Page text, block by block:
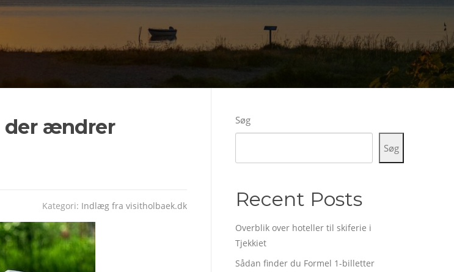
der ændrer
Kategori: Indlæg fra visitholbaek.dk
Søg
Søg
Recent Posts
Overblik over hoteller til skiferie i
Tjekkiet
Sådan finder du Formel 1-billetter